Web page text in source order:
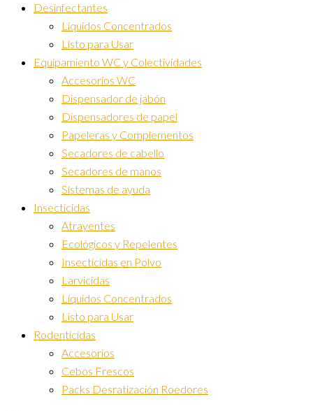
Desinfectantes
Líquidos Concentrados
Listo para Usar
Equipamiento WC y Colectividades
Accesorios WC
Dispensador de jabón
Dispensadores de papel
Papeleras y Complementos
Secadores de cabello
Secadores de manos
Sistemas de ayuda
Insecticidas
Atrayentes
Ecológicos y Repelentes
Insecticidas en Polvo
Larvicidas
Líquidos Concentrados
Listo para Usar
Rodenticidas
Accesorios
Cebos Frescos
Packs Desratización Roedores